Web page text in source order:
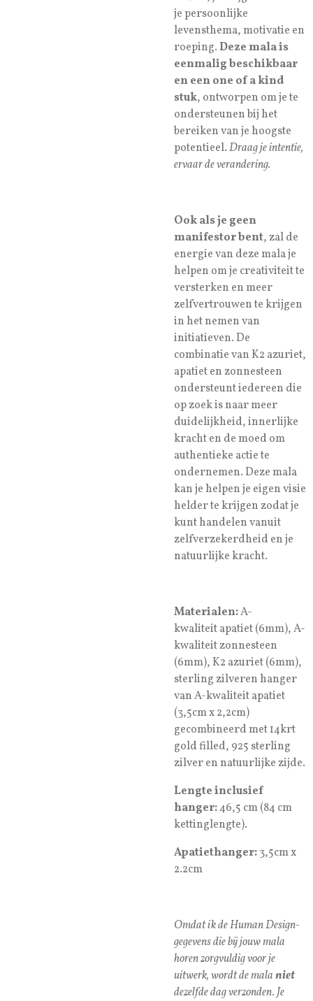
je persoonlijke
levensthema, motivatie en
roeping.Deze mala is
eenmalig beschikbaar
en een one of a kind
stuk, ontworpen om je te
ondersteunen bij het
bereiken van je hoogste
potentieel.Draag je intentie,
ervaar de verandering.
Ook als je geen
manifestor bent, zal de
energie van deze mala je
helpen om je creativiteit te
versterken en meer
zelfvertrouwen te krijgen
in het nemen van
initiatieven. De
combinatie van K2 azuriet,
apatiet en zonnesteen
ondersteunt iedereen die
op zoek is naar meer
duidelijkheid, innerlijke
kracht en de moed om
authentieke actie te
ondernemen. Deze mala
kan je helpen je eigen visie
helder te krijgen zodat je
kunt handelen vanuit
zelfverzekerdheid en je
natuurlijke kracht.
Materialen:A-
kwaliteit apatiet (6mm), A-
kwaliteit zonnesteen
(6mm), K2 azuriet (6mm),
sterling zilveren hanger
van A-kwaliteit apatiet
(3,5cm x 2,2cm)
gecombineerd met 14krt
gold filled, 925 sterling
zilver en natuurlijke zijde.
Lengte inclusief
hanger:46,5 cm (84 cm
kettinglengte).
Apatiethanger:3,5cm x
2.2cm
Omdat ik de Human Design-
gegevens die bij jouw mala
horen zorgvuldig voor je
uitwerk, wordt de malaniet
dezelfde dag verzonden. Je